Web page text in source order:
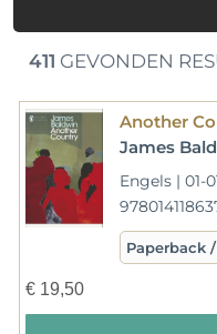
411 GEVONDEN
Another
James
Engels | 01-
Paperback
€19,50